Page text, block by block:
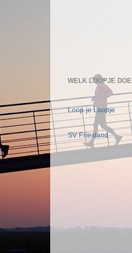
WELK LOOPJE
Loop je Loopje
SV Friesland